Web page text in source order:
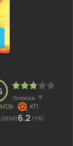
Голосов: 9
(2550) 6.2 (715)